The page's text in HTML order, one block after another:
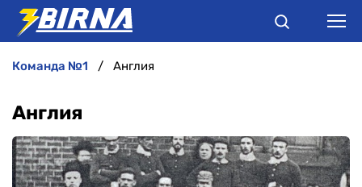
ІНТЕРВ'Ю
команда №1 Англия
Англия